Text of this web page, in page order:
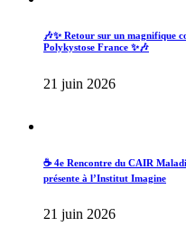
🎶✨ Retour sur un magnifique
Polykystose France ✨🎶
21 juin 2026
☕ 4e Rencontre du CAIR
présente à l’Institut Imagine
21 juin 2026